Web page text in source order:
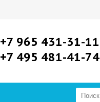
+7 965 431-31-11
+7 495 481-41-74